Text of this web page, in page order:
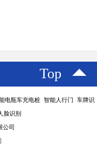
Top
电瓶车充电桩 智能人行门 车牌识
脸识别
公司